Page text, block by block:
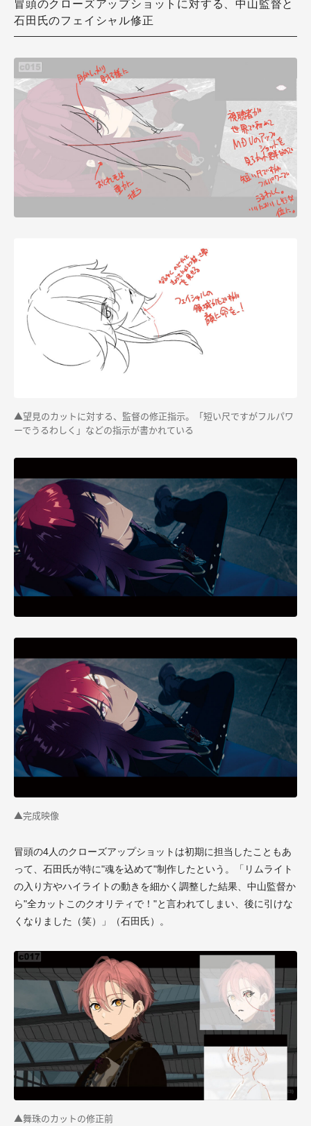
冒頭のクローズアップショットに対する、中山監督と
石田氏のフェイシャル修正
▲望見のカットに対する、監督の修正指示。「短い尺ですがフルパワ
ーでうるわしく」などの指示が書かれている
▲完成映像
冒頭の4人のクローズアップショットは初期に担当したこともあ
って、石田氏が特に"魂を込めて"制作したという。「リムライト
の入り方やハイライトの動きを細かく調整した結果、中山監督か
ら"全カットこのクオリティで！"と言われてしまい、後に引けな
くなりました（笑）」（石田氏）。
▲舞珠のカットの修正前